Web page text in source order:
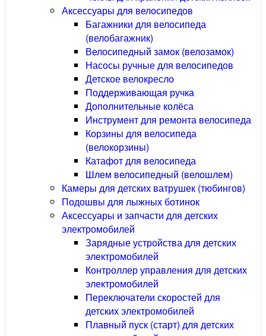
Аксессуары для велосипедов
Багажники для велосипеда
(велобагажник)
Велосипедный замок (велозамок)
Насосы ручные для велосипедов
Детское велокресло
Поддерживающая ручка
Дополнительные колёса
Инструмент для ремонта велосипеда
Корзины для велосипеда
(велокорзины)
Катафот для велосипеда
Шлем велосипедный (велошлем)
Камеры для детских ватрушек (тюбингов)
Подошвы для лыжных ботинок
Аксессуары и запчасти для детских
электромобилей
Зарядные устройства для детских
электромобилей
Контроллер управления для детских
электромобилей
Переключатели скоростей для
детских электромобилей
Плавный пуск (старт) для детских